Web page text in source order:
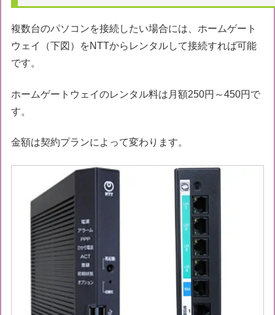
複数台のパソコンを接続したい場合には、ホームゲート
ウェイ（下図）をNTTからレンタルして接続すれば可能
です。
ホームゲートウェイのレンタル料は月額250円～450円で
す。
金額は契約プランによって変わります。